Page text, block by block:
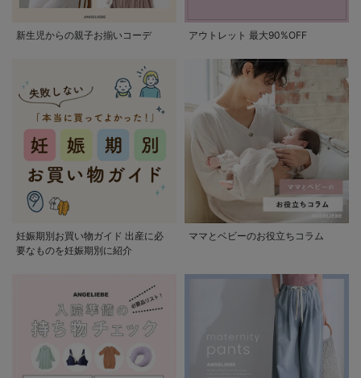
新生児からの親子お揃いコーデ アウトレット 最大90%OFF
妊娠期別お買い物ガイド 出産に必
要なものを妊娠期別に紹介
ママとベビーのお役立ちコラム